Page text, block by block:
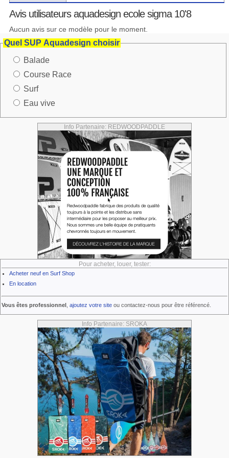
Avis utilisateurs aquadesign ecole sigma 10'8
Aucun avis sur ce modèle pour le moment.
Quel SUP Aquadesign choisir
Balade
Course Race
Surf
Eau vive
Info Partenaire: REDWOODPADDLE
Pour acheter, louer, tester:
Acheter neuf en Surf Shop
En location
Vous êtes professionnel ajoutez votre site ou contactez-nous pour être référencé.
Info Partenaire: SROKA